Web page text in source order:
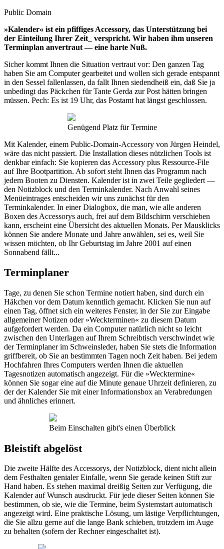
Public Domain
»Kalender« ist ein pfiffiges Accessory, das Unterstützung bei
der Einteilung Ihrer Zeit_ verspricht. Wir haben ihm unseren
Terminplan anvertraut — eine harte Nuß.
Sicher kommt Ihnen die Situation vertraut vor: Den ganzen Tag
haben Sie am Computer gearbeitet und wollen sich gerade entspannt
in den Sessel fallenlassen, da fallt Ihnen siedendheiß ein, daß Sie ja
unbedingt das Päckchen für Tante Gerda zur Post hätten bringen
müssen. Pech: Es ist 19 Uhr, das Postamt hat längst geschlossen.
Genügend Platz für Termine
Mit Kalender, einem Public-Domain-Accessory von Jürgen Heindel,
wäre das nicht passiert. Die Installation dieses nützlichen Tools ist
denkbar einfach: Sie kopieren das Accessory plus Ressource-File
auf Ihre Bootpartition. Ab sofort steht Ihnen das Programm nach
jedem Booten zu Diensten. Kalender ist in zwei Teile gegliedert —
den Notizblock und den Terminkalender. Nach Anwahl seines
Menüeintrages entscheiden wir uns zunächst für den
Terminkalender. In einer Dialogbox, die man, wie alle anderen
Boxen des Accessorys auch, frei auf dem Bildschirm verschieben
kann, erscheint eine Übersicht des aktuellen Monats. Per Mausklicks
können Sie andere Monate und Jahre anwählen, sei es, weil Sie
wissen möchten, ob Ihr Geburtstag im Jahre 2001 auf einen
Sonnabend fällt...
Terminplaner
Tage, zu denen Sie schon Termine notiert haben, sind durch ein
Häkchen vor dem Datum kenntlich gemacht. Klicken Sie nun auf
einen Tag, öffnet sich ein weiteres Fenster, in der Sie zur Eingabe
allgemeiner Notizen oder »Weckterminen« zu diesem Datum
aufgefordert werden. Da ein Computer natürlich nicht so leicht
zwischen den Unterlagen auf Ihrem Schreibtisch verschwindet wie
der Terminplaner im Schweinsleder, haben Sie stets die Information
griffbereit, ob Sie an bestimmten Tagen noch Zeit haben. Bei jedem
Hochfahren Ihres Computers werden Ihnen die aktuellen
Tagesnotizen automatisch angezeigt. Für die »Wecktermine«
können Sie sogar eine auf die Minute genaue Uhrzeit definieren, zu
der der Kalender Sie mit einer Informationsbox an Verabredungen
und ähnliches erinnert.
Beim Einschalten gibt's einen Überblick
Bleistift abgelöst
Die zweite Hälfte des Accessorys, der Notizblock, dient nicht allein
dem Festhalten genialer Einfalle, wenn Sie gerade keinen Stift zur
Hand haben. Es stehen maximal dreißig Seiten zur Verfügung, die
Kalender auf Wunsch ausdruckt. Für jede dieser Seiten können Sie
bestimmen, ob sie, wie die Termine, beim Systemstart automatisch
angezeigt wird. Eine praktische Lösung, um lästige Verpflichtungen,
die Sie allzu gerne auf die lange Bank schieben, trotzdem im Auge
zu behalten (sofern der Rechner eingeschaltet ist).